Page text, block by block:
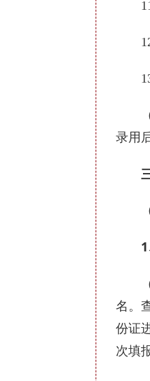
11
12
13
（
录用
三
（
1
（1
名。
份证
次填